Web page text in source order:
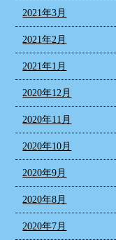
2021年3月
2021年2月
2021年1月
2020年12月
2020年11月
2020年10月
2020年9月
2020年8月
2020年7月